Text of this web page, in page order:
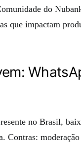
do
que impactam
no Brasil,
Contras: